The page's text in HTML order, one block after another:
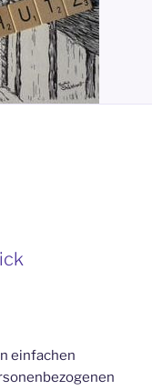
einfachen